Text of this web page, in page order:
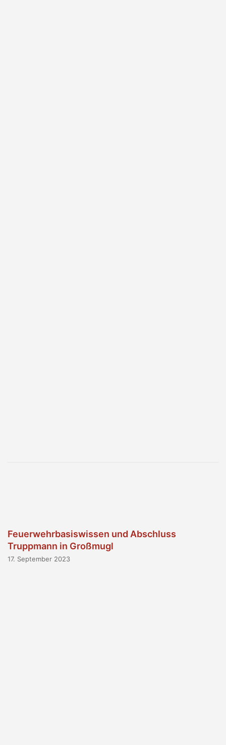
Feuerwehrbasiswissen und Abschluss
Truppmann in Großmugl
17. September 2023